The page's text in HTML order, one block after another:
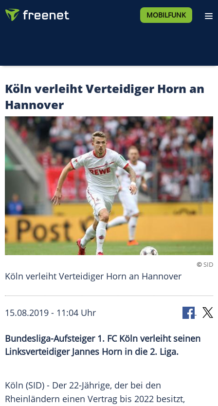
MOBILFUNK
Köln verleiht Verteidiger Horn an
Hannover
©SID
Köln verleiht Verteidiger Horn an Hannover
15.08.2019 - 11:04 Uhr
Bundesliga-Aufsteiger 1. FC Köln verleiht seinen
Linksverteidiger Jannes Horn in die 2. Liga.
Köln (SID) - Der 22-Jährige, der bei den
Rheinländern einen Vertrag bis 2022 besitzt,